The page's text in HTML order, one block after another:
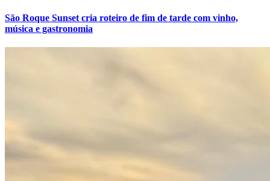
São Roque Sunset cria roteiro de fim de tarde com vinho,
música e gastronomia